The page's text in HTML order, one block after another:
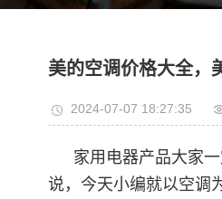
美的空调价格大全，
2024-07-07 18:27:35
家用电器产品大家
说，今天小编就以空调